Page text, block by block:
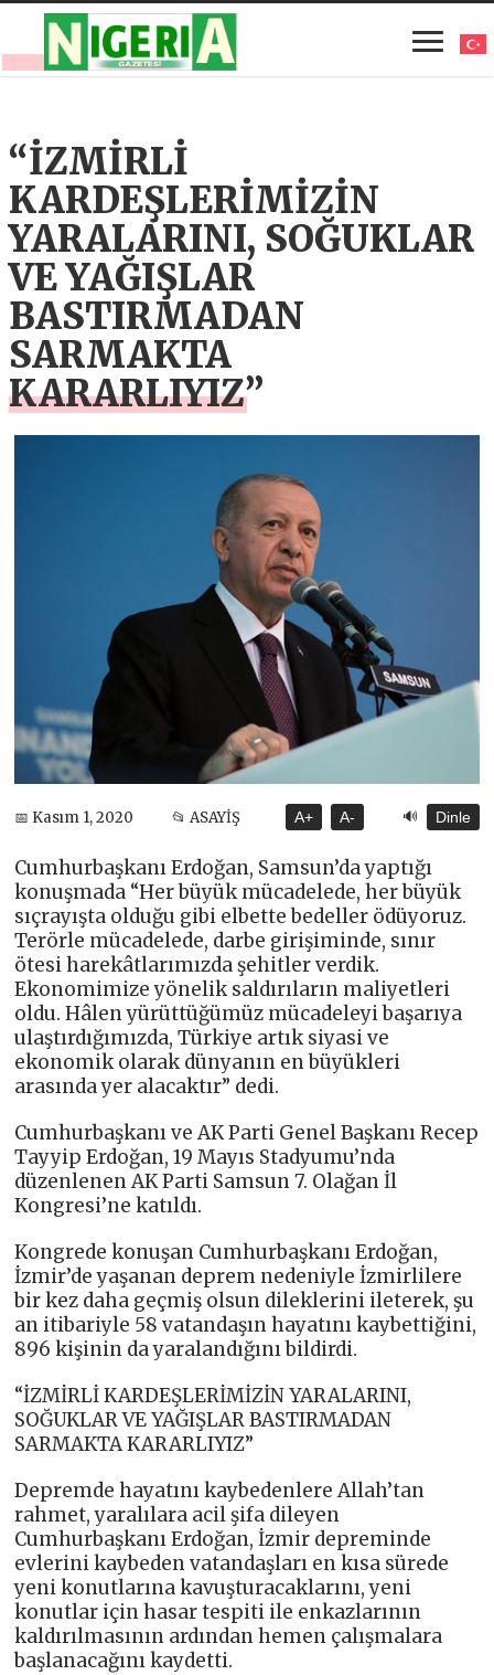
“İZMİRLİ
KARDEŞLERİMİZİN
YARALARINI, SOĞUKLAR
VE YAĞIŞLAR
BASTIRMADAN
SARMAKTA
KARARLIYIZ”
📅 Kasım 1, 2020 📂 ASAYİŞ A+ A- 🔊 Dinle
Cumhurbaşkanı Erdoğan, Samsun’da yaptığı
konuşmada “Her büyük mücadelede, her büyük
sıçrayışta olduğu gibi elbette bedeller ödüyoruz.
Terörle mücadelede, darbe girişiminde, sınır
ötesi harekâtlarımızda şehitler verdik.
Ekonomimize yönelik saldırıların maliyetleri
oldu. Hâlen yürüttüğümüz mücadeleyi başarıya
ulaştırdığımızda, Türkiye artık siyasi ve
ekonomik olarak dünyanın en büyükleri
arasında yer alacaktır” dedi.
Cumhurbaşkanı ve AK Parti Genel Başkanı Recep
Tayyip Erdoğan, 19 Mayıs Stadyumu’nda
düzenlenen AK Parti Samsun 7. Olağan İl
Kongresi’ne katıldı.
Kongrede konuşan Cumhurbaşkanı Erdoğan,
İzmir’de yaşanan deprem nedeniyle İzmirlilere
bir kez daha geçmiş olsun dileklerini ileterek, şu
an itibariyle 58 vatandaşın hayatını kaybettiğini,
896 kişinin da yaralandığını bildirdi.
“İZMİRLİ KARDEŞLERİMİZİN YARALARINI,
SOĞUKLAR VE YAĞIŞLAR BASTIRMADAN
SARMAKTA KARARLIYIZ”
Depremde hayatını kaybedenlere Allah’tan
rahmet, yaralılara acil şifa dileyen
Cumhurbaşkanı Erdoğan, İzmir depreminde
evlerini kaybeden vatandaşları en kısa sürede
yeni konutlarına kavuşturacaklarını, yeni
konutlar için hasar tespiti ile enkazlarının
kaldırılmasının ardından hemen çalışmalara
başlanacağını kaydetti.